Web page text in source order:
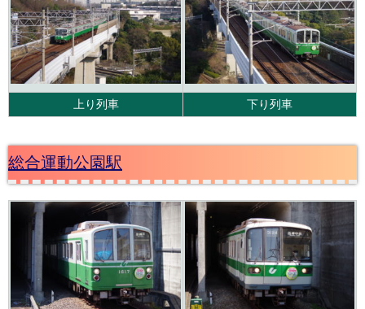
上り列車 下り列車
総合運動公園駅